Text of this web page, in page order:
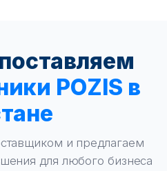
POZIS в
и предлагаем
для любого бизнеса